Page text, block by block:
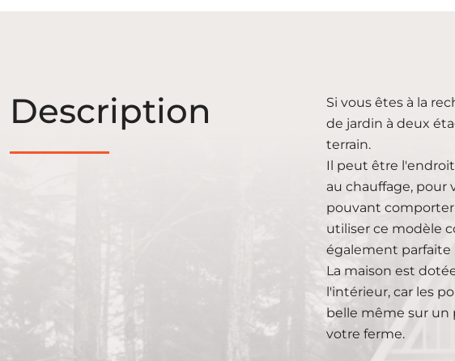
Description
Si vous êtes à la
de jardin à deux
terrain.
Il peut être
au chauffage, pour
pouvant comporter
utiliser ce modèle
également parfaite
La maison est
l'intérieur, car les
belle même sur un
votre ferme.